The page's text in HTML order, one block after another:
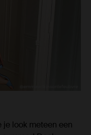
look meteen een